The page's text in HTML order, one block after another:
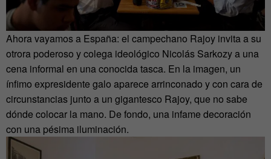
Ahora vayamos a España: el campechano Rajoy invita a su
otrora poderoso y colega ideológico Nicolás Sarkozy a una
cena informal en una conocida tasca. En la imagen, un
ínfimo expresidente galo aparece arrinconado y con cara de
circunstancias junto a un gigantesco Rajoy, que no sabe
dónde colocar la mano. De fondo, una infame decoración
con una pésima iluminación.